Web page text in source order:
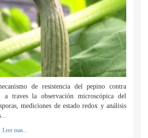
de resistencia del pepino contra
a traves la observación microscópica del
mediciones de estado redox y análisis
Leer mas...